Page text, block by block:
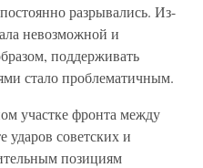
разрывались. Из-
невозможной и
поддерживать
стало проблематичным.
участке фронта между
ударов советских и
позициям